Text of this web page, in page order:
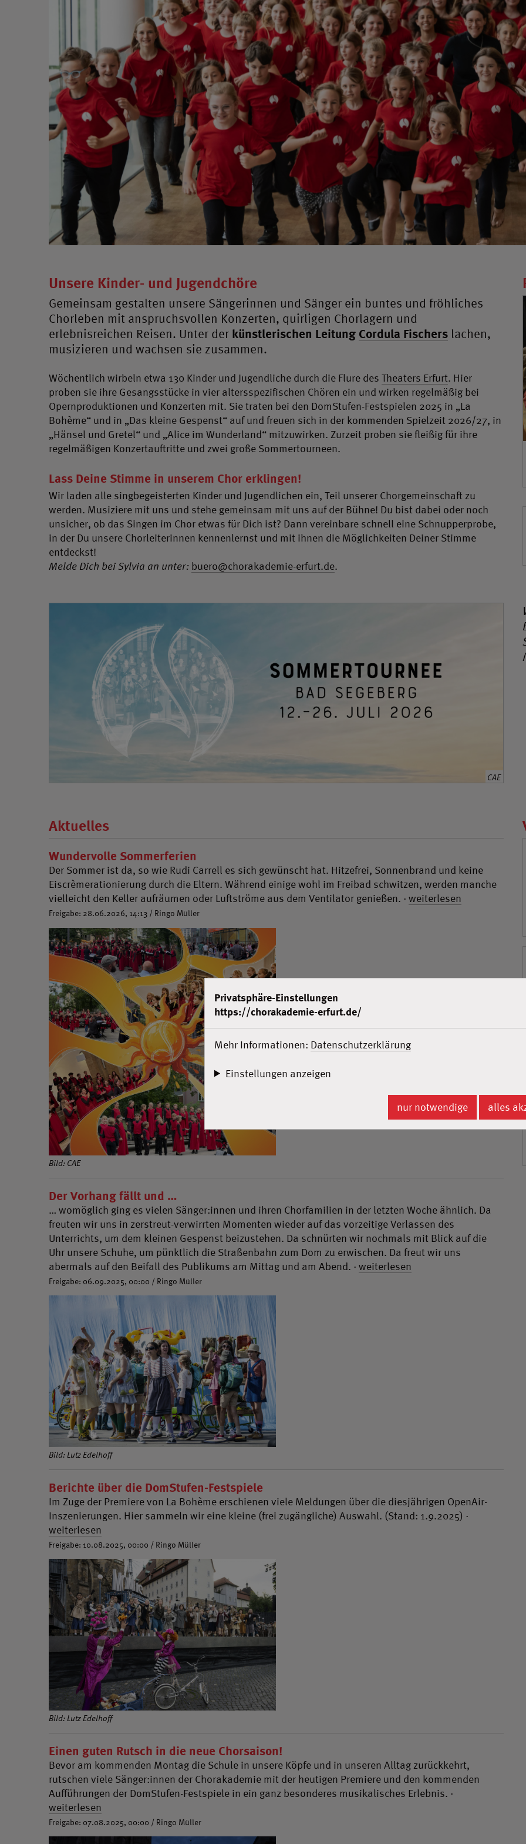
Unsere Kinder- und Jugendchöre
Gemeinsam gestalten unsere Sängerinnen und Sänger ein buntes und fröhliches
Chorleben mit anspruchsvollen Konzerten, quirligen Chorlagern und
erlebnisreichen Reisen. Unter der künstlerischen Leitung Cordula Fischers lachen,
musizieren und wachsen sie zusammen.
Wöchentlich wirbeln etwa 130 Kinder und Jugendliche durch die Flure des Theaters Erfurt. Hier
proben sie ihre Gesangsstücke in vier altersspezifischen Chören ein und wirken regelmäßig bei
Opernproduktionen und Konzerten mit. Sie traten bei den DomStufen-Festspielen 2025 in „La
Bohème“ und in „Das kleine Gespenst“ auf und freuen sich in der kommenden Spielzeit 2026/27, in
„Hänsel und Gretel“ und „Alice im Wunderland“ mitzuwirken. Zurzeit proben sie fleißig für ihre
regelmäßigen Konzertauftritte und zwei große Sommertourneen.
Lass Deine Stimme in unserem Chor erklingen!
Wir laden alle singbegeisterten Kinder und Jugendlichen ein, Teil unserer Chorgemeinschaft zu
werden. Musiziere mit uns und stehe gemeinsam mit uns auf der Bühne! Du bist dabei oder noch
unsicher, ob das Singen im Chor etwas für Dich ist? Dann vereinbare schnell eine Schnupperprobe,
in der Du unsere Chorleiterinnen kennenlernst und mit ihnen die Möglichkeiten Deiner Stimme
entdeckst!
Melde Dich bei Sylvia an unter: buero@chorakademie-erfurt.de.
CAE
Aktuelles
Wundervolle Sommerferien
Der Sommer ist da, so wie Rudi Carrell es sich gewünscht hat. Hitzefrei, Sonnenbrand und keine
Eiscrèmerationierung durch die Eltern. Während einige wohl im Freibad schwitzen, werden manche
vielleicht den Keller aufräumen oder Luftströme aus dem Ventilator genießen. · weiterlesen
Freigabe: 28.06.2026, 14:13 / Ringo Müller
Bild: CAE
Der Vorhang fällt und …
… womöglich ging es vielen Sänger:innen und ihren Chorfamilien in der letzten Woche ähnlich. Da
freuten wir uns in zerstreut-verwirrten Momenten wieder auf das vorzeitige Verlassen des
Unterrichts, um dem kleinen Gespenst beizustehen. Da schnürten wir nochmals mit Blick auf die
Uhr unsere Schuhe, um pünktlich die Straßenbahn zum Dom zu erwischen. Da freut wir uns
abermals auf den Beifall des Publikums am Mittag und am Abend. · weiterlesen
Freigabe: 06.09.2025, 00:00 / Ringo Müller
Bild: Lutz Edelhoff
Berichte über die DomStufen-Festspiele
Im Zuge der Premiere von La Bohème erschienen viele Meldungen über die diesjährigen OpenAir-
Inszenierungen. Hier sammeln wir eine kleine (frei zugängliche) Auswahl. (Stand: 1.9.2025) ·
weiterlesen
Freigabe: 10.08.2025, 00:00 / Ringo Müller
Bild: Lutz Edelhoff
Einen guten Rutsch in die neue Chorsaison!
Bevor am kommenden Montag die Schule in unsere Köpfe und in unseren Alltag zurückkehrt,
rutschen viele Sänger:innen der Chorakademie mit der heutigen Premiere und den kommenden
Aufführungen der DomStufen-Festspiele in ein ganz besonderes musikalisches Erlebnis. ·
weiterlesen
Freigabe: 07.08.2025, 00:00 / Ringo Müller
Privatsphäre-Einstellungen
https://chorakademie-erfurt.de/
Mehr Informationen: Datenschutzerklärung
Einstellungen anzeigen
nur notwendige alles